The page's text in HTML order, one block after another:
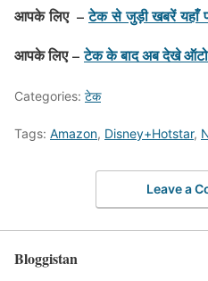
आपके लिए –टेक से जुड़ी खबरें यहाँ
आपके लिए – टेक के बाद अब देखे ऑटो
Categories: टेक
Tags: Amazon, Disney+Hotstar,
Leave a
Bloggistan